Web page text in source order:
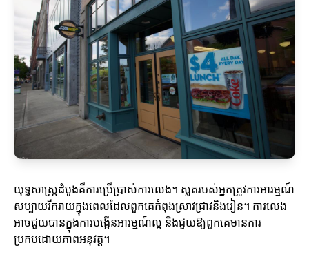
យុទ្ធសាស្ត្រដំបូងគឺការប្រើប្រាស់ការលេង។ ស្លតរបស់អ្នកត្រូវការអារម្មណ៍
សប្បាយរីករាយក្នុងពេលដែលពួកគេកំពុងស្រាវជ្រាវនិងរៀន។ ការលេង
អាចជួយបានក្នុងការបង្កើនអារម្មណ៍ល្អ និងជួយឱ្យពួកគេមានការ
ប្រកបដោយភាពអនុវត្ត។